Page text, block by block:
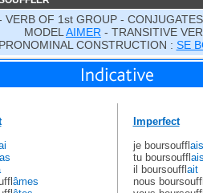
VERB OF 1st GROUP -
MODEL AIMER - TRANSITIVE
CONSTRUCTION : SE
as
âmes
Imperfect
je boursouffl ais
tu boursouffl ais
il boursouffl ait
nous boursouffl